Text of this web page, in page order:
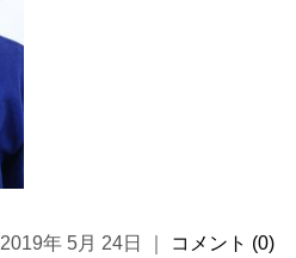
2019年 5月 24日 ｜ コメント (0)